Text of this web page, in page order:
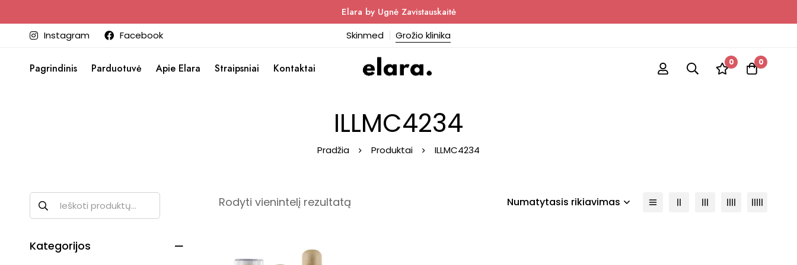
Elara by Ugnė Zavistauskaitė
Instagram Facebook Skinmed Grožio klinika
Pagrindinis Parduotuvė Apie Elara Straipsniai Kontaktai 0 0
ILLMC4234
Pradžia Produktai ILLMC4234
Kategorijos
Rodyti vienintelį rezultatą Numatytasis rikiavimas